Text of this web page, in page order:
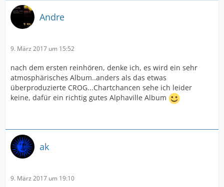
Andre
9. März 2017 um 15:52
nach dem ersten reinhören, denke ich, es wird ein sehr
atmosphärisches Album..anders als das etwas
überproduzierte CROG...Chartchancen sehe ich leider
keine, dafür ein richtig gutes Alphaville Album
ak
9. März 2017 um 19:10